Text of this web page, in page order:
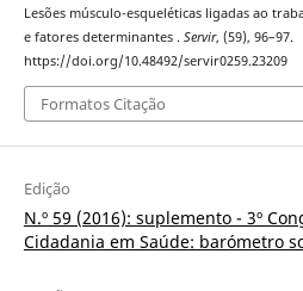
Lesões músculo-esqueléticas ligadas ao
e fatores determinantes . Servir, (59), 96–97.
https://doi.org/10.48492/servir0259.23209
Formatos Citação
Edição
N.º 59 (2016): suplemento - 3º
Cidadania em Saúde: barómetro